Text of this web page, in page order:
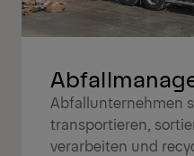
Abfallunternehmen
transportieren,
verarbeiten und